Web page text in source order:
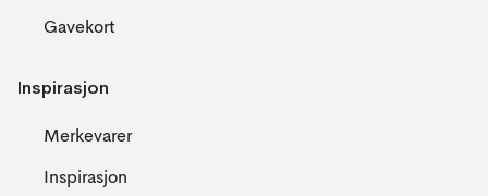
Gavekort
Inspirasjon
Merkevarer
Inspirasjon